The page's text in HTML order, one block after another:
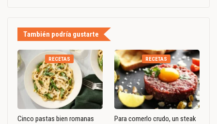
También podría gustarte
RECETAS
Cinco pastas bien romanas
RECETAS
Para comerlo crudo, un steak